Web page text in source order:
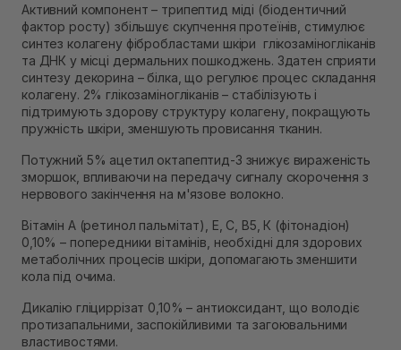
Активний компонент – трипептид міді (біодентичний
фактор росту) збільшує скупчення протеїнів, стимулює
синтез колагену фібробластами шкіри глікозаміногліканів
та ДНК у місці дермальних пошкоджень. Здатен сприяти
синтезу декорина – білка, що регулює процес складання
колагену. 2% глікозаміногліканів – стабілізують і
підтримують здорову структуру колагену, покращують
пружність шкіри, зменшують провисання тканин.
Потужний 5% ацетил октапептид-3 знижує вираженість
зморшок, впливаючи на передачу сигналу скорочення з
нервового закінчення на м'язове волокно.
Вітамін А (ретинол пальмітат), Е, С, В5, К (фітонадіон)
0,10% – попередники вітамінів, необхідні для здорових
метаболічних процесів шкіри, допомагають зменшити
кола під очима.
Дикалію гліциррізат 0,10% – антиоксидант, що володіє
протизапальними, заспокійливими та загоювальними
властивостями.